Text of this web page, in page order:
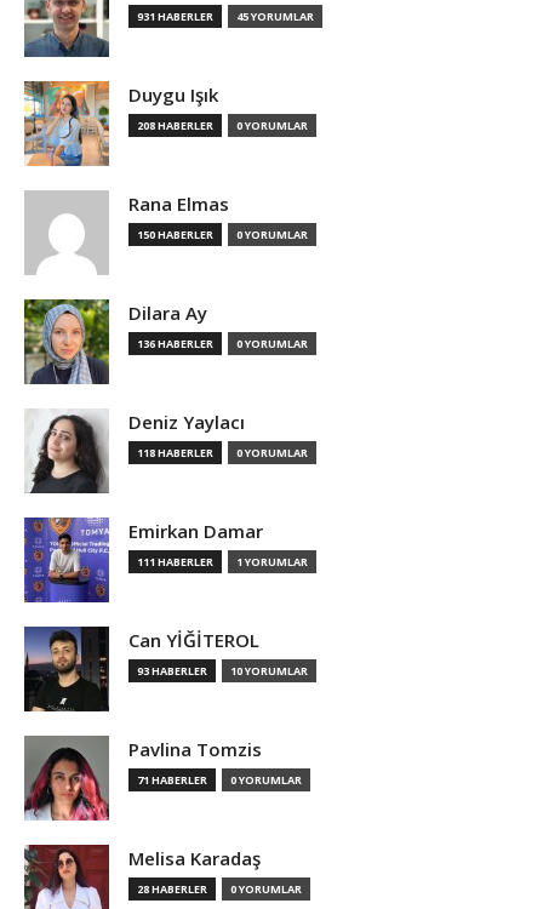
931 HABERLER 45 YORUMLAR
Duygu Işık
208 HABERLER 0 YORUMLAR
Rana Elmas
150 HABERLER 0 YORUMLAR
Dilara Ay
136 HABERLER 0 YORUMLAR
Deniz Yaylacı
118 HABERLER 0 YORUMLAR
Emirkan Damar
111 HABERLER 1 YORUMLAR
Can YİĞİTEROL
93 HABERLER 10 YORUMLAR
Pavlina Tomzis
71 HABERLER 0 YORUMLAR
Melisa Karadaş
28 HABERLER 0 YORUMLAR